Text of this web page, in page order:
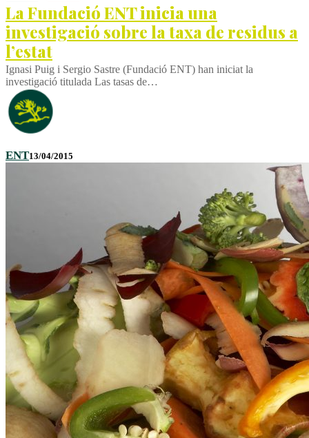
La Fundació ENT inicia una
investigació sobre la taxa de residus a
l’estat
Ignasi Puig i Sergio Sastre (Fundació ENT) han iniciat la
investigació titulada Las tasas de…
ENT13/04/2015